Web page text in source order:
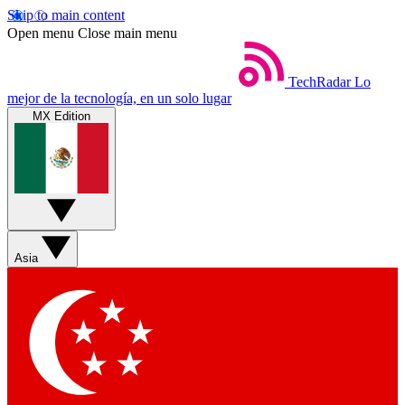
Skip to main content
Open menu Close main menu
TechRadar Lo
mejor de la tecnología, en un solo lugar
MX Edition
Asia